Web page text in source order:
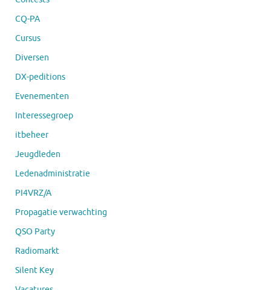
CQ-PA
Cursus
Diversen
DX-peditions
Evenementen
Interessegroep
itbeheer
Jeugdleden
Ledenadministratie
PI4VRZ/A
Propagatie verwachting
QSO Party
Radiomarkt
Silent Key